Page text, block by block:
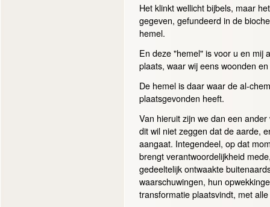
Het klinkt wellicht bijbels, maar
gegeven, gefundeerd in de
hemel.
En deze "hemel" is voor u en mij
plaats, waar wij eens woonden
De hemel is daar waar de al-
plaatsgevonden heeft.
Van hieruit zijn we dan een
dit wil niet zeggen dat de aarde,
aangaat. Integendeel, op dat
brengt verantwoordelijkheid
gedeeltelijk ontwaakte
waarschuwingen, hun
transformatie plaatsvindt, met